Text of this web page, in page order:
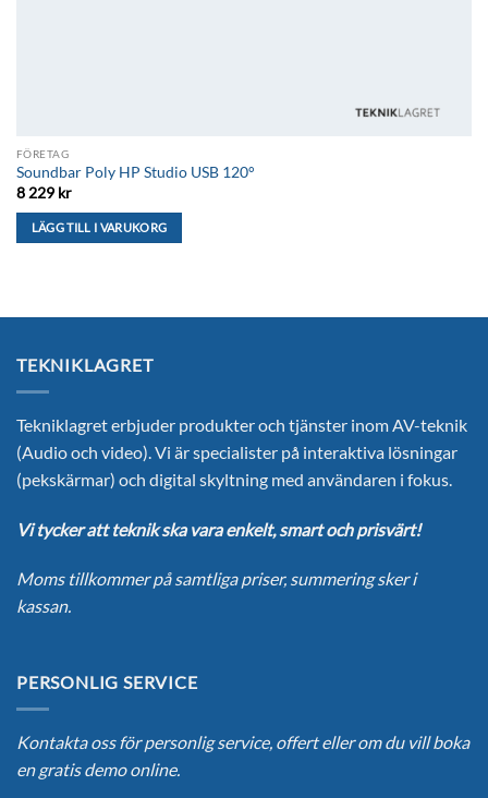
FÖRETAG
Soundbar Poly HP Studio USB 120°
8 229 kr
LÄGG TILL I VARUKORG
TEKNIKLAGRET
Tekniklagret erbjuder produkter och tjänster inom AV-teknik
(Audio och video). Vi är specialister på interaktiva lösningar
(pekskärmar) och digital skyltning med användaren i fokus.
Vi tycker att teknik ska vara enkelt, smart och prisvärt!
Moms tillkommer på samtliga priser, summering sker i
kassan.
PERSONLIG SERVICE
Kontakta oss för personlig service, offert eller om du vill boka
en gratis demo online.